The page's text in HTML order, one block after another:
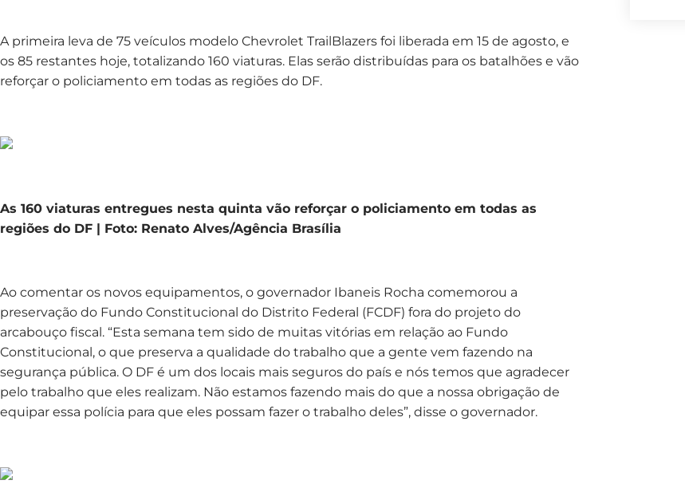
A primeira leva de 75 veículos modelo Chevrolet TrailBlazers foi liberada em 15 de agosto, e
os 85 restantes hoje, totalizando 160 viaturas. Elas serão distribuídas para os batalhões e vão
reforçar o policiamento em todas as regiões do DF.
As 160 viaturas entregues nesta quinta vão reforçar o policiamento em todas as
regiões do DF | Foto: Renato Alves/Agência Brasília
Ao comentar os novos equipamentos, o governador Ibaneis Rocha comemorou a
preservação do Fundo Constitucional do Distrito Federal (FCDF) fora do projeto do
arcabouço fiscal. “Esta semana tem sido de muitas vitórias em relação ao Fundo
Constitucional, o que preserva a qualidade do trabalho que a gente vem fazendo na
segurança pública. O DF é um dos locais mais seguros do país e nós temos que agradecer
pelo trabalho que eles realizam. Não estamos fazendo mais do que a nossa obrigação de
equipar essa polícia para que eles possam fazer o trabalho deles”, disse o governador.